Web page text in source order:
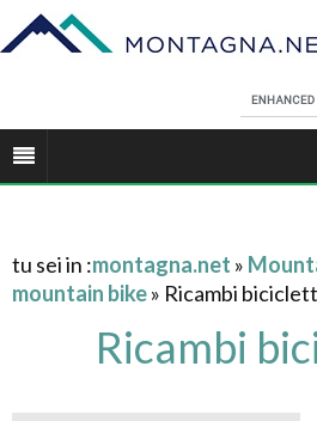
tu sei in :montagna.net »
mountain bike» Ricambi
Ricambi